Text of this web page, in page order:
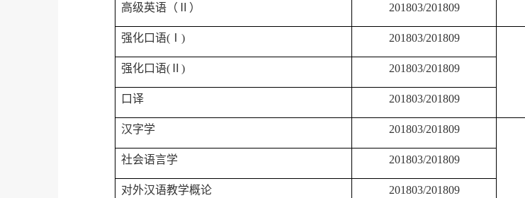
高级英语（Ⅱ） 201803/201809
强化口语(Ⅰ ) 201803/201809
强化口语(Ⅱ ) 201803/201809
口译 201803/201809
汉字学 201803/201809
社会语言学 201803/201809
对外汉语教学概论 201803/201809